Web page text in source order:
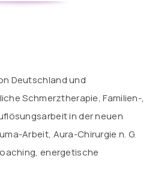
Deutschland und
Schmerztherapie, Familien-,
in der neuen
Arbeit, Aura-Chirurgie n. G.
energetische